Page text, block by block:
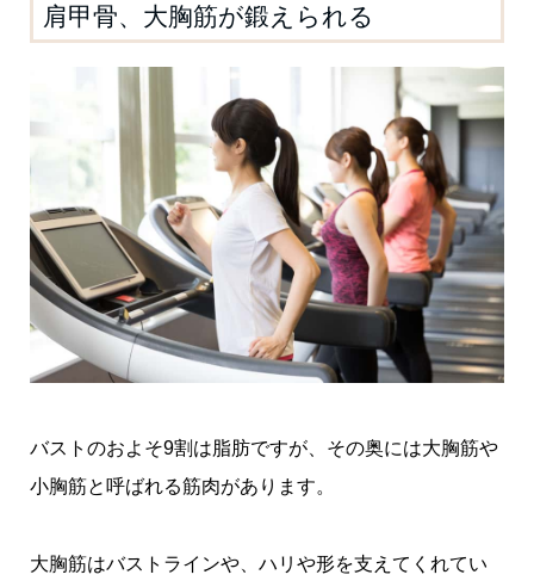
肩甲骨、大胸筋が鍛えられる
バストのおよそ9割は脂肪ですが、その奥には大胸筋や
小胸筋と呼ばれる筋肉があります。
大胸筋はバストラインや、ハリや形を支えてくれてい